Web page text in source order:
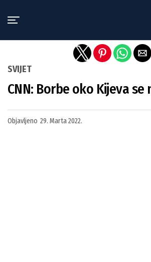
SVIJET
CNN: Borbe oko Kijeva
Objavljeno 29. Marta 2022.